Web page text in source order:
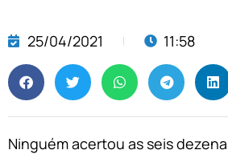
25/04/2021 11:58
Ninguém acertou as seis